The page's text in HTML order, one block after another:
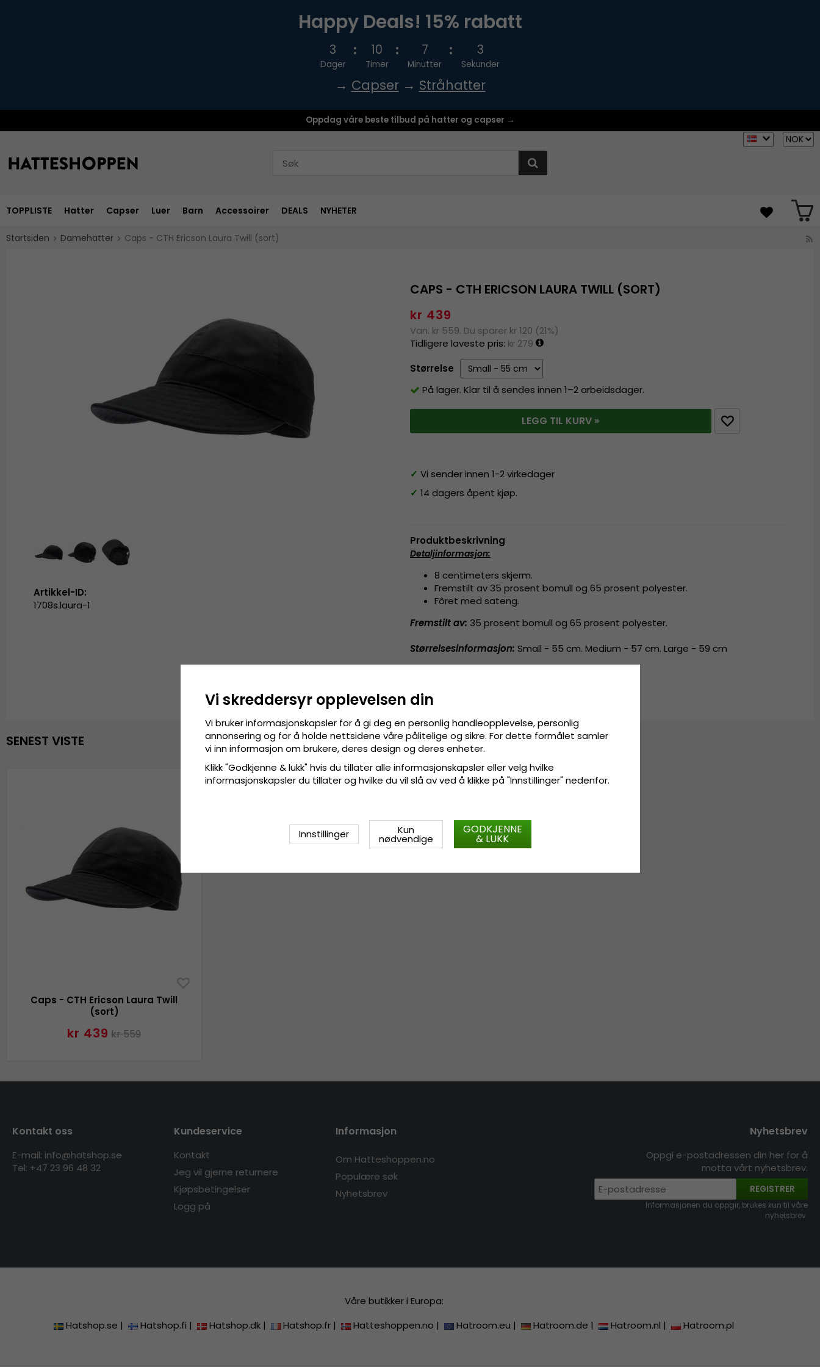
Happy Deals! 15% rabatt
3
Dager
10
Timer
7
Minutter
3
Sekunder
→ Capser→ Stråhatter
Oppdag våre beste tilbud på hatter og capser →
TOPPLISTE Hatter Capser Luer Barn Accessoirer DEALS NYHETER
Startsiden Damehatter Caps - CTH Ericson Laura Twill (sort)
CAPS - CTH ERICSON LAURA TWILL (SORT)
kr 439
Van. kr 559. Du sparer kr 120 (21%)
Tidligere laveste pris: kr 279
Størrelse
På lager. Klar til å sendes innen 1–2 arbeidsdager.
LEGG TIL KURV »
✓ Vi sender innen 1-2 virkedager
✓ 14 dagers åpent kjøp.
Produktbeskrivning
Detaljinformasjon:
8 centimeters skjerm.
Fremstilt av 35 prosent bomull og 65 prosent polyester.
Fôret med sateng.
Fremstilt av: 35 prosent bomull og 65 prosent polyester.
Størrelsesinformasjon: Small - 55 cm. Medium - 57 cm. Large - 59 cm
Artikkel-ID:
1708s.laura-1
SENEST VISTE
Caps - CTH Ericson Laura Twill
(sort)
kr 439 kr 559
Kontakt oss
E-mail: info@hatshop.se
Tel: +47 23 96 48 32
Kundeservice
Kontakt
Jeg vil gjerne returnere
Kjøpsbetingelser
Logg på
Informasjon
Om Hatteshoppen.no
Populære søk
Nyhetsbrev
Nyhetsbrev
Oppgi e-postadressen din her for å
motta vårt nyhetsbrev.
REGISTRER
Informasjonen du oppgir, brukes kun til våre
nyhetsbrev.
Våre butikker i Europa:
Hatshop.se | Hatshop.fi | Hatshop.dk | Hatshop.fr | Hatteshoppen.no | Hatroom.eu | Hatroom.de | Hatroom.nl | Hatroom.pl
Vi skreddersyr opplevelsen din
Vi bruker informasjonskapsler for å gi deg en personlig handleopplevelse, personlig
annonsering og for å holde nettsidene våre pålitelige og sikre. For dette formålet samler
vi inn informasjon om brukere, deres design og deres enheter.
Klikk "Godkjenne & lukk" hvis du tillater alle informasjonskapsler eller velg hvilke
informasjonskapsler du tillater og hvilke du vil slå av ved å klikke på "Innstillinger" nedenfor.
Innstillinger Kun
nødvendige
GODKJENNE
& LUKK